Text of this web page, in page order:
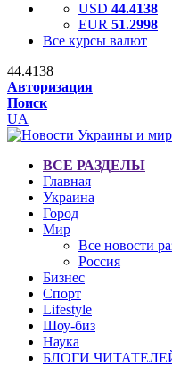
USD 44.4138
EUR 51.2998
Все курсы валют
44.4138
Авторизация
Поиск
UA
ВСЕ РАЗДЕЛЫ
Главная
Украина
Город
Мир
Все новости
Россия
Бизнес
Спорт
Lifestyle
Шоу-биз
Наука
БЛОГИ